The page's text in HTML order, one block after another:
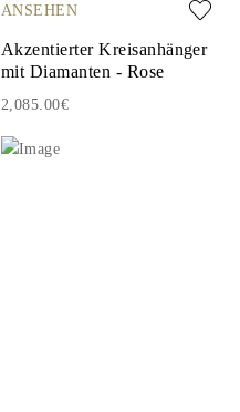
ANSEHEN
Akzentierter Kreisanhänger
mit Diamanten - Rose
2,085.00€